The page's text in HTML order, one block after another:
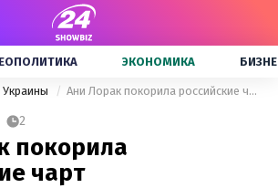
ЭКОНОМИКА
Ани Лорак покорила российские чарт
2
покорила
чарт